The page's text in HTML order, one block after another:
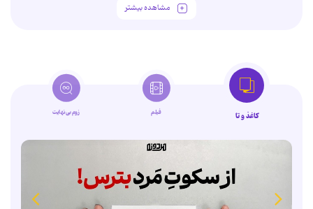
مشاهده بیشتر
کاغذ و تا فیلم زوم‌بی‌نهایت